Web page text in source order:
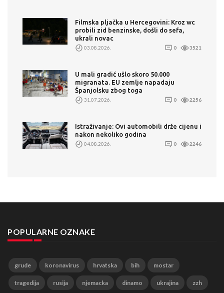
Filmska pljačka u Hercegovini: Kroz wc
probili zid benzinske, došli do sefa,
ukrali novac
03.08.2026. 0 3521
U mali gradić ušlo skoro 50.000
migranata. EU zemlje napadaju
Španjolsku zbog toga
31.07.2026. 0 2256
Istraživanje: Ovi automobili drže cijenu i
nakon nekoliko godina
04.08.2026. 0 2246
POPULARNE OZNAKE
grude koronavirus hrvatska bih mostar
tragedija rusija njemacka dinamo ukrajina zzh